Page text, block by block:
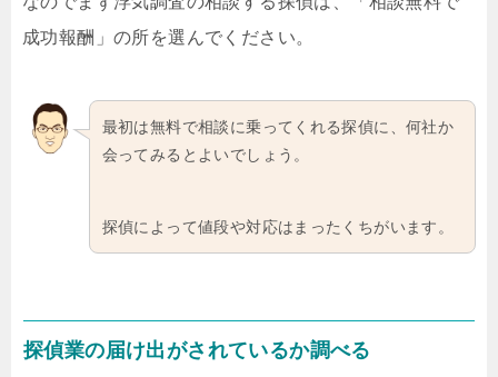
成功報酬」の所を選んでください。
最初は無料で相談に乗ってくれる探偵に、何社か
会ってみるとよいでしょう。
探偵によって値段や対応はまったくちがいます。
探偵業の届け出がされているか調べる